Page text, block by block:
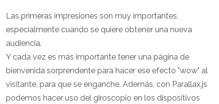
Las primeras impresiones son muy importantes,
especialmente cuando se quiere obtener una nueva
audiencia.
Y cada vez es más importante tener una página de
bienvenida sorprendente para hacer ese efecto "wow" al
visitante, para que se enganche. Además, con Parallax.js
podemos hacer uso del giroscopio en los dispositivos